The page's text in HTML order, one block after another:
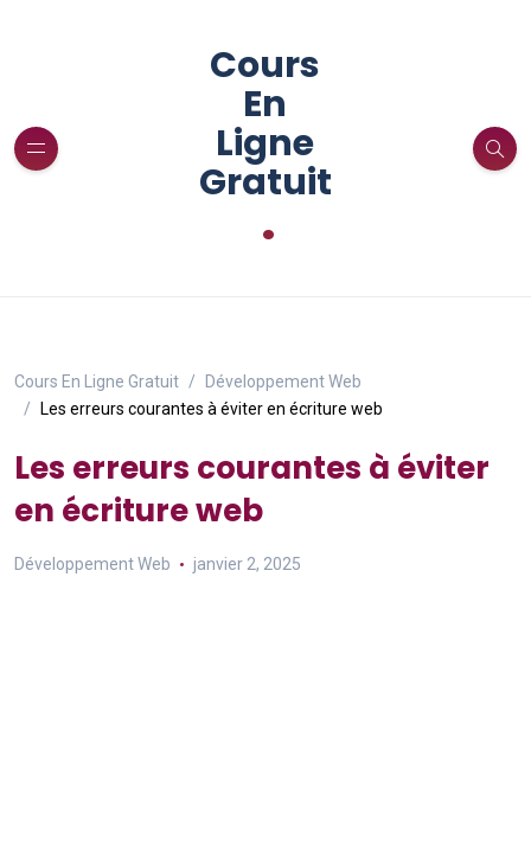
Cours
En
Ligne
Gratuit
.
Cours En Ligne Gratuit
Développement Web
Les erreurs courantes à éviter en écriture web
Les erreurs courantes à éviter
en écriture web
Développement Web janvier 2, 2025